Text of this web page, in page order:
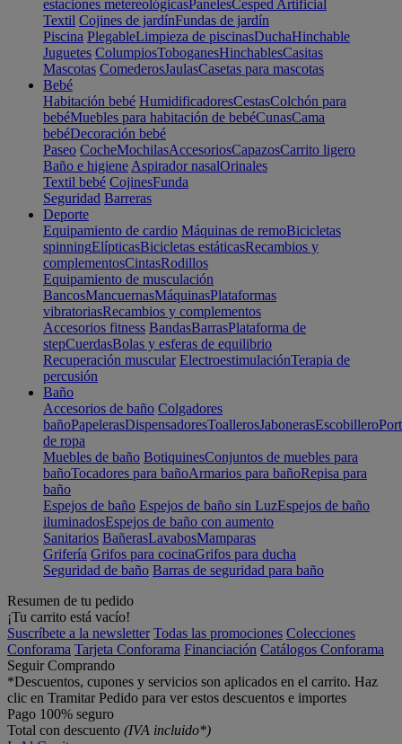
estaciones metereológicasPanelesCesped Artificial
Textil Cojines de jardínFundas de jardín
Piscina PlegableLimpieza de piscinasDuchaHinchable
Juguetes ColumpiosToboganesHinchablesCasitas
Mascotas ComederosJaulasCasetas para mascotas
Bebé
Habitación bebé HumidificadoresCestasColchón para
bebéMuebles para habitación de bebéCunasCama
bebéDecoración bebé
Paseo CocheMochilasAccesoriosCapazosCarrito ligero
Baño e higiene Aspirador nasalOrinales
Textil bebé CojinesFunda
Seguridad Barreras
Deporte
Equipamiento de cardio Máquinas de remoBicicletas
spinningElípticasBicicletas estáticasRecambios y
complementosCintasRodillos
Equipamiento de musculación
BancosMancuernasMáquinasPlataformas
vibratoriasRecambios y complementos
Accesorios fitness BandasBarrasPlataforma de
stepCuerdasBolas y esferas de equilibrio
Recuperación muscular ElectroestimulaciónTerapia de
percusión
Baño
Accesorios de baño Colgadores
bañoPapelerasDispensadoresToallerosJabonerasEscobillero
de ropa
Muebles de baño BotiquinesConjuntos de muebles para
bañoTocadores para bañoArmarios para bañoRepisa para
baño
Espejos de baño Espejos de baño sin LuzEspejos de baño
iluminadosEspejos de baño con aumento
Sanitarios BañerasLavabosMamparas
Grifería Grifos para cocinaGrifos para ducha
Seguridad de baño Barras de seguridad para baño
Resumen de tu pedido
¡Tu carrito está vacío!
Suscríbete a la newsletter Todas las promociones Colecciones
Conforama Tarjeta Conforama Financiación Catálogos Conforama
Seguir Comprando
*Descuentos, cupones y servicios son aplicados en el carrito. Haz
clic en Tramitar Pedido para ver estos descuentos e importes
Pago 100% seguro
Total con descuento (IVA incluido*)